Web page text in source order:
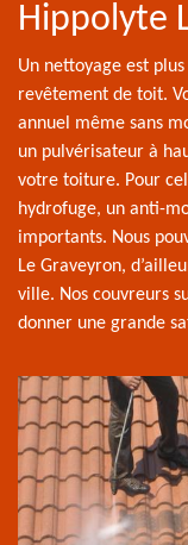
Hippolyte
Un nettoyage est
revêtement de toit.
annuel même sans
un pulvérisateur à
votre toiture. Pour
hydrofuge, un anti-
importants. Nous
Le Graveyron,
ville. Nos couvreurs
donner une grande